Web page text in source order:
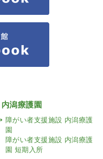
内潟療護園
障がい者支援施設 内潟療護
園
障がい者支援施設 内潟療護
園 短期入所